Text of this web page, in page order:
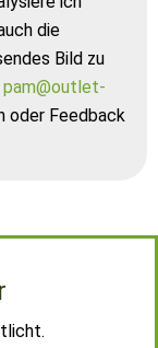
die
Bild zu
pam@outlet-
oder Feedback